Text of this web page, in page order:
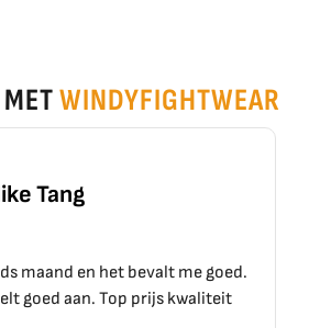
WINDYFIGHTWEAR
Tang
en het bevalt me goed.
goed aan. Top prijs kwaliteit